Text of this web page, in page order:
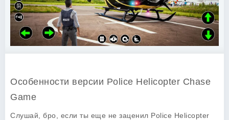
Особенности версии Police Helicopter Chase
Game
Слушай, бро, если ты еще не заценил Police Helicopter